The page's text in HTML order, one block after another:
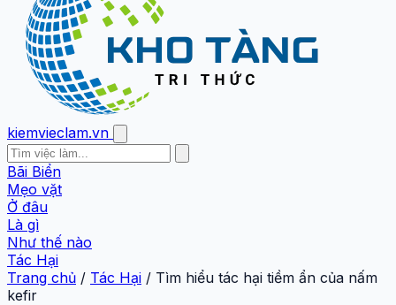
kiemvieclam.vn
Bãi Biển
Mẹo vặt
Ở đâu
Là gì
Như thế nào
Tác Hại
Trang chủ / Tác Hại / Tìm hiểu tác hại tiềm ẩn của nấm
kefir